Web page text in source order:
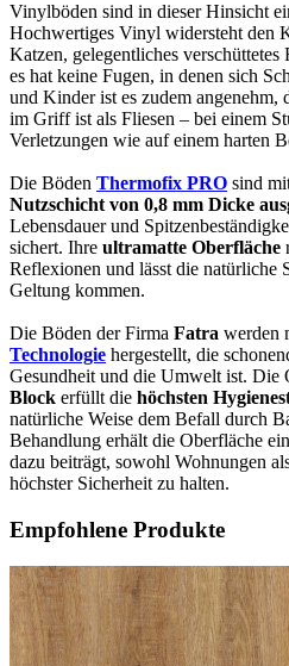
Vinylböden sind in dieser Hinsicht
Hochwertiges Vinyl widersteht den
Katzen, gelegentliches verschüttetes
es hat keine Fugen, in denen sich
und Kinder ist es zudem
im Griff ist als Fliesen – bei einem
Verletzungen wie auf einem harten
Die Böden Thermofix PRO sind
Nutzschicht von 0,8 mm Dicke
Lebensdauer und
sichert. Ihre ultramatte Oberfläche
Reflexionen und lässt die natürliche
Geltung kommen.
Die Böden der Firma Fatra werden
Technologie hergestellt, die
Gesundheit und die Umwelt ist. Die
Block erfüllt die höchsten
natürliche Weise dem Befall durch
Behandlung erhält die Oberfläche
dazu beiträgt, sowohl Wohnungen
höchster Sicherheit zu halten.
Empfohlene Produkte